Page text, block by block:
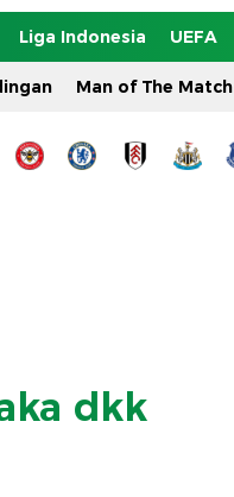
Liga Indonesia UEFA
Man of The Match
dkk